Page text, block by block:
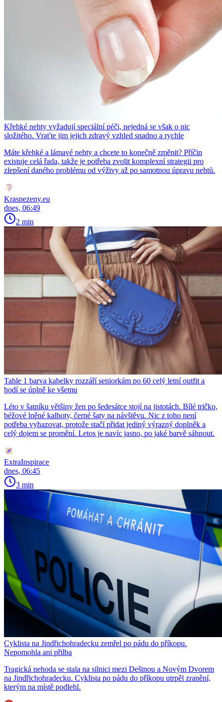
Křehké nehty vyžadují speciální péči, nejedná se však o nic
složitého. Vraťte jim jejich zdravý vzhled snadno a rychle
Máte křehké a lámavé nehty a chcete to konečně změnit? Příčin
existuje celá řada, takže je potřeba zvolit komplexní strategii pro
zlepšení daného problému od výživy až po samotnou úpravu nehtů.
Krasnezeny.eu
dnes, 06:49
2 min
Tahle 1 barva kabelky rozzáří seniorkám po 60 celý letní outfit a
hodí se úplně ke všemu
Léto v šatníku většiny žen po šedesátce stojí na jistotách. Bílé tričko,
béžové lněné kalhoty, černé šaty na návštěvu. Nic z toho není
potřeba vyhazovat, protože stačí přidat jediný výrazný doplněk a
celý dojem se promění. Letos je navíc jasno, po jaké barvě sáhnout.
ExtraInspirace
dnes, 06:45
3 min
Cyklista na Jindřichohradecku zemřel po pádu do příkopu.
Nepomohla ani přilba
Tragická nehoda se stala na silnici mezi Deštnou a Novým Dvorem
na Jindřichohradecku. Cyklista po pádu do příkopu utrpěl zranění,
kterým na místě podlehl.